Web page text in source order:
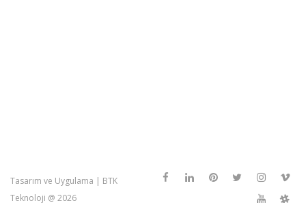
Tasarım ve Uygulama | BTK
Teknoloji @ 2026